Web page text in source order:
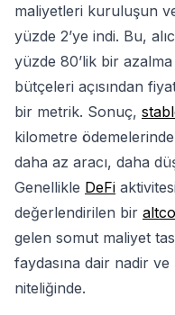
maliyetleri kuruluşun
yüzde 2’ye indi. Bu,
yüzde 80’lik bir
bütçeleri açısından
bir metrik. Sonuç,
kilometre
daha az aracı, daha
Genellikle DeFi
değerlendirilen bir
gelen somut maliyet
faydasına dair nadir
niteliğinde.